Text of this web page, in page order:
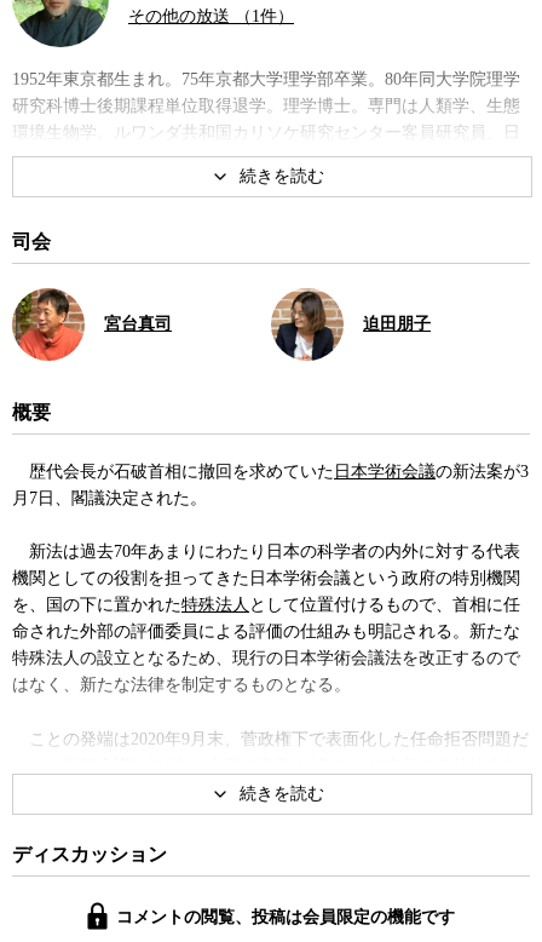
その他の放送 （1件）
1952年東京都生まれ。75年京都大学理学部卒業。80年同大学院理学
研究科博士後期課程単位取得退学。理学博士。専門は人類学、生態
環境生物学。ルワンダ共和国カリソケ研究センター客員研究員、日
本モンキーセンター研究員、京都大学霊長類研究所助手、京都大学
大学院理学研究科助教授、同教授などを経て14年より京都大学総
革命 社交する人類の進化と未来』、『京大というジャングルでゴリ
ラ学者が考えたこと』など。
著書
京大というジャングルでゴリラ
学者が考えたこと
共感革命
司会
宮台真司 迫田朋子
概要
歴代会長が石破首相に撤回を求めていた 日本学術会議の新法案が3
月7日、閣議決定された。
新法は過去70年あまりにわたり日本の科学者の内外に対する代表
機関としての役割を担ってきた日本学術会議という政府の特別機関
を、国の下に置かれた特殊法人 として位置付けるもので、首相に任
命された外部の評価委員による評価の仕組みも明記される。新たな
特殊法人の設立となるため、現行の日本学術会議法を改正するので
はなく、新たな法律を制定するものとなる。
ことの発端は2020年9月末、菅政権下で表面化した任命拒否問題だ
が、当時の菅首相が会員や各学会から推薦を受けた105人の学者のう
ち6人の任命を拒否したのだ。
拒否された学者の中に安倍政権が推進した安保法制に異議を唱え
ていた学者が含まれていたため、政治・思想信条を理由とする拒否
ではないかとの批判が沸き起こり、短命に終わった菅政権の命運に
ディスカッション
コメントの閲覧、投稿は会員限定の機能です